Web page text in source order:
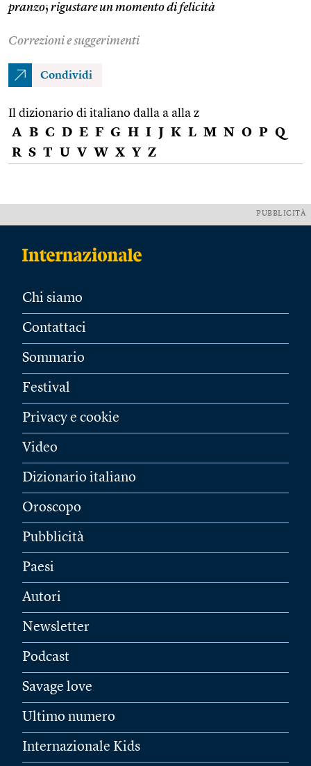
pranzo; rigustare un momento di felicità
Correzioni e suggerimenti
Condividi
Il dizionario di italiano dalla a alla z
A B C D E F G H I J K L M N O P Q
R S T U V W X Y Z
PUBBLICITÀ
Chi siamo
Contattaci
Sommario
Festival
Privacy e cookie
Video
Dizionario italiano
Oroscopo
Pubblicità
Paesi
Autori
Newsletter
Podcast
Savage love
Ultimo numero
Internazionale Kids